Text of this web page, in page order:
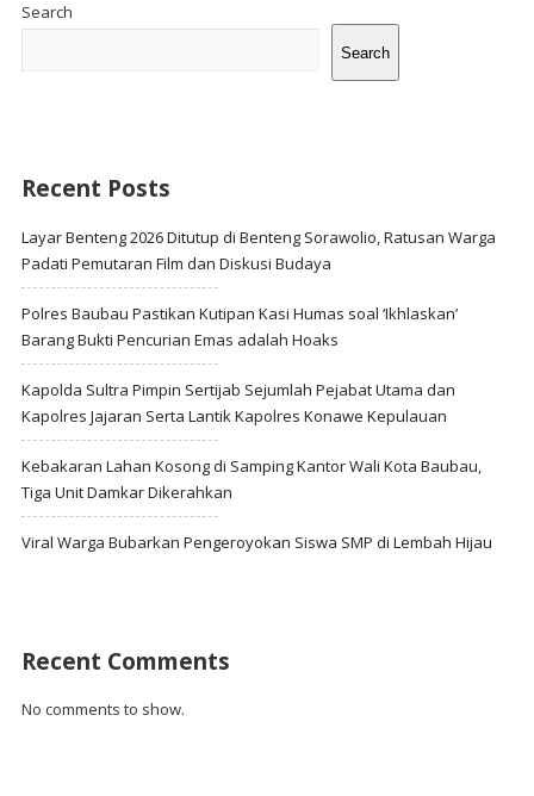
Search
Search
Recent Posts
Layar Benteng 2026 Ditutup di Benteng Sorawolio, Ratusan Warga
Padati Pemutaran Film dan Diskusi Budaya
Polres Baubau Pastikan Kutipan Kasi Humas soal ‘Ikhlaskan’
Barang Bukti Pencurian Emas adalah Hoaks
Kapolda Sultra Pimpin Sertijab Sejumlah Pejabat Utama dan
Kapolres Jajaran Serta Lantik Kapolres Konawe Kepulauan
Kebakaran Lahan Kosong di Samping Kantor Wali Kota Baubau,
Tiga Unit Damkar Dikerahkan
Viral Warga Bubarkan Pengeroyokan Siswa SMP di Lembah Hijau
Recent Comments
No comments to show.